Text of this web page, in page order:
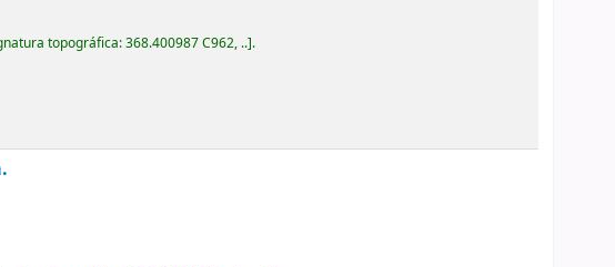
topográfica:368.400987 C962, .. .